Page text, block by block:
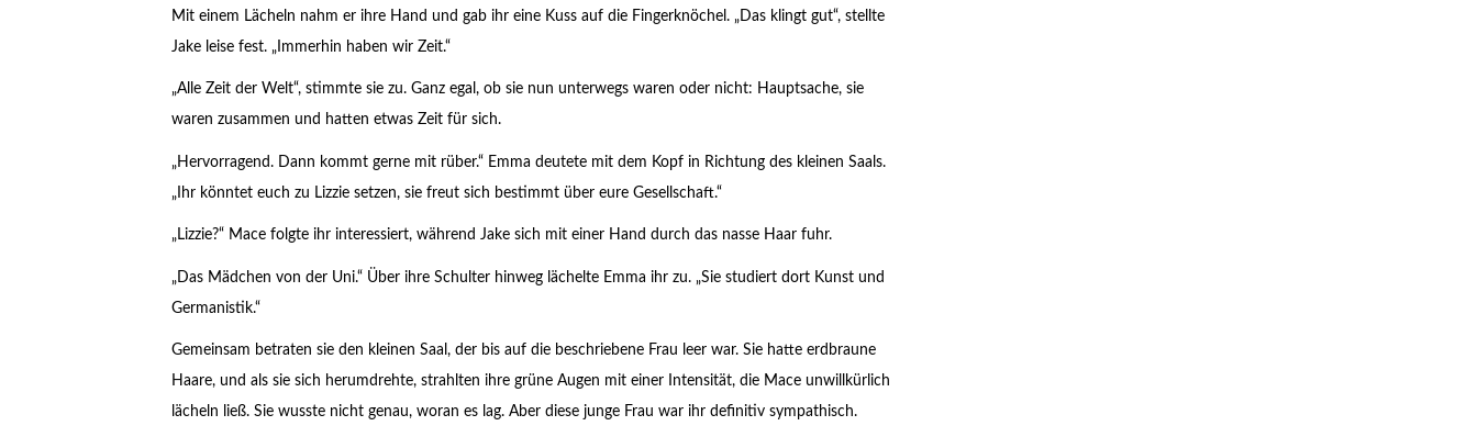
Mit einem Lächeln nahm er ihre Hand und gab ihr eine Kuss auf die Fingerknöchel. „Das klingt gut“, stellte
Jake leise fest. „Immerhin haben wir Zeit.“
„Alle Zeit der Welt“, stimmte sie zu. Ganz egal, ob sie nun unterwegs waren oder nicht: Hauptsache, sie
waren zusammen und hatten etwas Zeit für sich.
„Hervorragend. Dann kommt gerne mit rüber.“ Emma deutete mit dem Kopf in Richtung des kleinen Saals.
„Ihr könntet euch zu Lizzie setzen, sie freut sich bestimmt über eure Gesellschaft.“
„Lizzie?“ Mace folgte ihr interessiert, während Jake sich mit einer Hand durch das nasse Haar fuhr.
„Das Mädchen von der Uni.“ Über ihre Schulter hinweg lächelte Emma ihr zu. „Sie studiert dort Kunst und
Germanistik.“
Gemeinsam betraten sie den kleinen Saal, der bis auf die beschriebene Frau leer war. Sie hatte erdbraune
Haare, und als sie sich herumdrehte, strahlten ihre grüne Augen mit einer Intensität, die Mace unwillkürlich
lächeln ließ. Sie wusste nicht genau, woran es lag. Aber diese junge Frau war ihr definitiv sympathisch.